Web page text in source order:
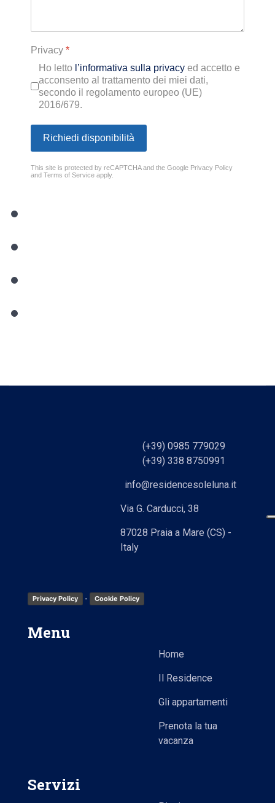
Privacy *
Ho letto l’informativa sulla privacy ed accetto e
acconsento al trattamento dei miei dati,
secondo il regolamento europeo (UE)
2016/679.
Richiedi disponibilità
This site is protected by reCAPTCHA and the Google Privacy Policy
and Terms of Service apply.
(+39) 0985 779029
(+39) 338 8750991
info@residencesoleluna.it
Via G. Carducci, 38
87028 Praia a Mare (CS) -
Italy
Privacy Policy - Cookie Policy
Menu
Home
Il Residence
Gli appartamenti
Prenota la tua
vacanza
Servizi